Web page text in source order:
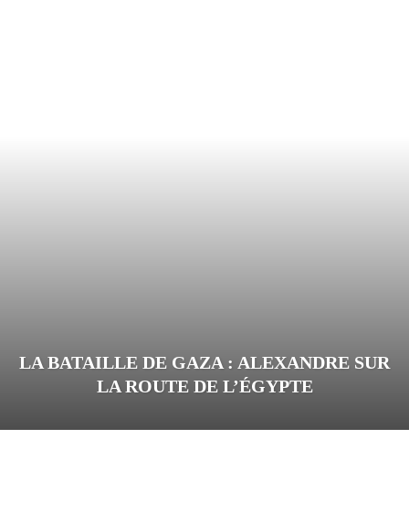
LA BATAILLE DE GAZA : ALEXANDRE SUR
LA ROUTE DE L’ÉGYPTE